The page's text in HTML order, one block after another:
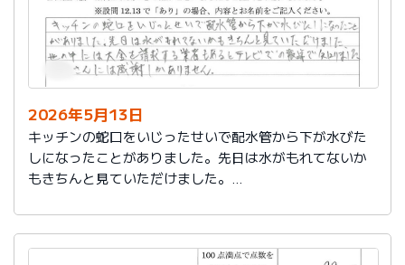
2026年5月13日
キッチンの蛇口をいじったせいで配水管から下が水びた
しになったことがありました。先日は水がもれてないか
もきちんと見ていただけました。
で知りました。
社員さんには感謝しかありません。